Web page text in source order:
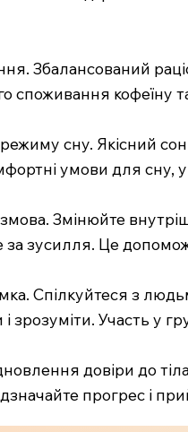
Збалансований
споживання кофеїну
сну. Якісний
умови для сну,
Змінюйте
за зусилля. Це
Спілкуйтеся з
зрозуміти. Участь у
довіри до
прогрес і